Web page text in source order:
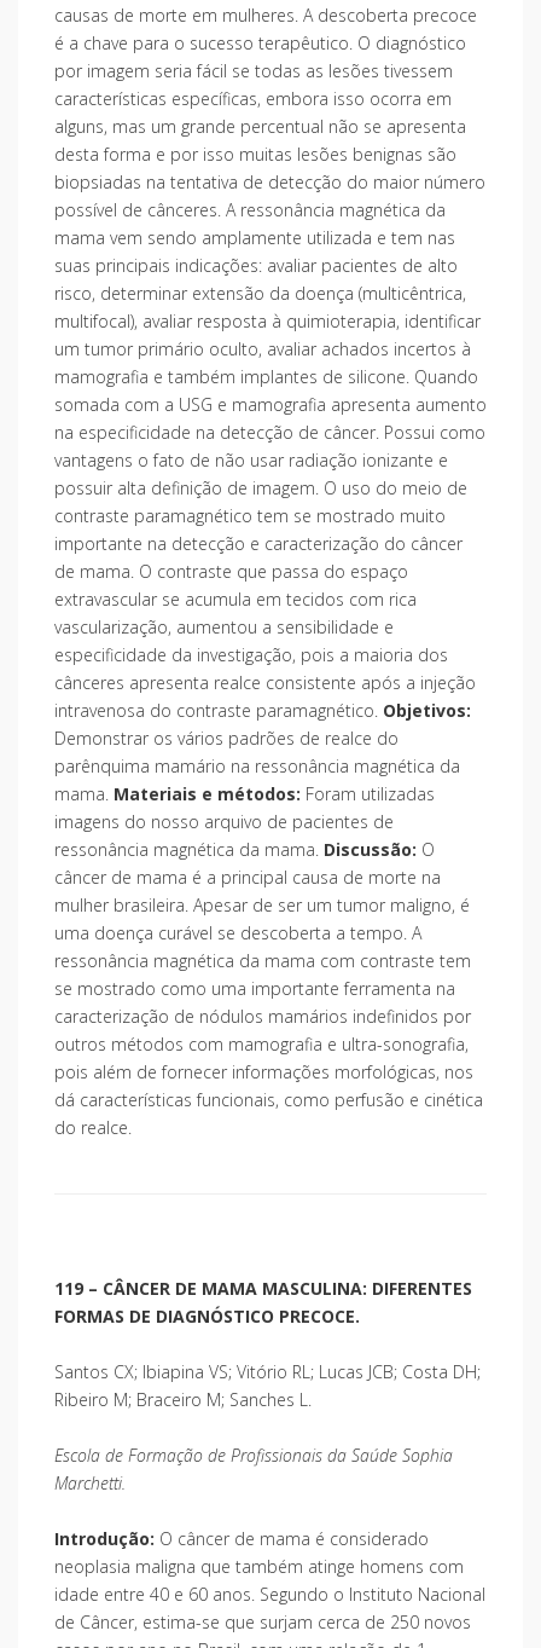
causas de morte em mulheres. A descoberta precoce
é a chave para o sucesso terapêutico. O diagnóstico
por imagem seria fácil se todas as lesões tivessem
características específicas, embora isso ocorra em
alguns, mas um grande percentual não se apresenta
desta forma e por isso muitas lesões benignas são
biopsiadas na tentativa de detecção do maior número
possível de cânceres. A ressonância magnética da
mama vem sendo amplamente utilizada e tem nas
suas principais indicações: avaliar pacientes de alto
risco, determinar extensão da doença (multicêntrica,
multifocal), avaliar resposta à quimioterapia, identificar
um tumor primário oculto, avaliar achados incertos à
mamografia e também implantes de silicone. Quando
somada com a USG e mamografia apresenta aumento
na especificidade na detecção de câncer. Possui como
vantagens o fato de não usar radiação ionizante e
possuir alta definição de imagem. O uso do meio de
contraste paramagnético tem se mostrado muito
importante na detecção e caracterização do câncer
de mama. O contraste que passa do espaço
extravascular se acumula em tecidos com rica
vascularização, aumentou a sensibilidade e
especificidade da investigação, pois a maioria dos
cânceres apresenta realce consistente após a injeção
intravenosa do contraste paramagnético. Objetivos:
Demonstrar os vários padrões de realce do
parênquima mamário na ressonância magnética da
mama. Materiais e métodos: Foram utilizadas
imagens do nosso arquivo de pacientes de
ressonância magnética da mama. Discussão: O
câncer de mama é a principal causa de morte na
mulher brasileira. Apesar de ser um tumor maligno, é
uma doença curável se descoberta a tempo. A
ressonância magnética da mama com contraste tem
se mostrado como uma importante ferramenta na
caracterização de nódulos mamários indefinidos por
outros métodos com mamografia e ultra-sonografia,
pois além de fornecer informações morfológicas, nos
dá características funcionais, como perfusão e cinética
do realce.
119 – CÂNCER DE MAMA MASCULINA: DIFERENTES
FORMAS DE DIAGNÓSTICO PRECOCE.
Santos CX; Ibiapina VS; Vitório RL; Lucas JCB; Costa DH;
Ribeiro M; Braceiro M; Sanches L.
Escola de Formação de Profissionais da Saúde Sophia
Marchetti.
Introdução: O câncer de mama é considerado
neoplasia maligna que também atinge homens com
idade entre 40 e 60 anos. Segundo o Instituto Nacional
de Câncer, estima-se que surjam cerca de 250 novos